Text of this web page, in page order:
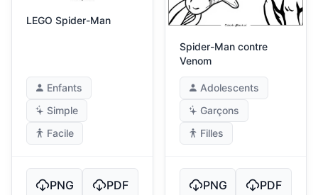
LEGO Spider-Man
Enfants
Simple
Facile
PNG PDF
Spider-Man contre
Venom
Adolescents
Garçons
Filles
PNG PDF